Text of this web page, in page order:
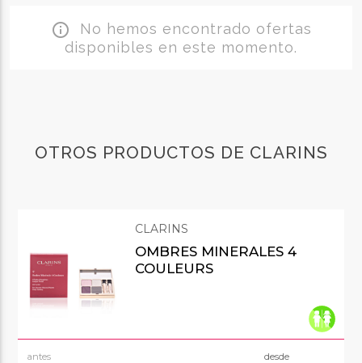
info_outline No hemos encontrado ofertas
disponibles en este momento.
OTROS PRODUCTOS DE CLARINS
CLARINS
OMBRES MINERALES 4
COULEURS
antes
desde